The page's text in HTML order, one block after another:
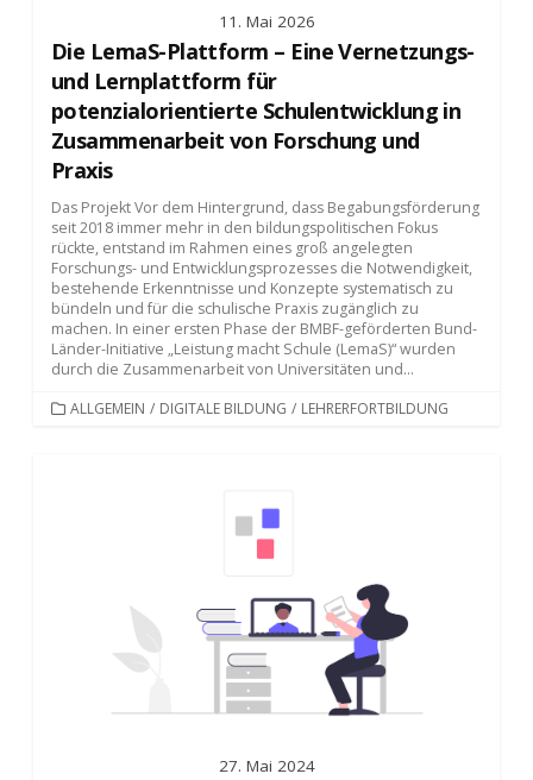
11. Mai 2026
Die LemaS-Plattform – Eine Vernetzungs-
und Lernplattform für
potenzialorientierte Schulentwicklung in
Zusammenarbeit von Forschung und
Praxis
Das Projekt Vor dem Hintergrund, dass Begabungsförderung
seit 2018 immer mehr in den bildungspolitischen Fokus
rückte, entstand im Rahmen eines groß angelegten
Forschungs- und Entwicklungsprozesses die Notwendigkeit,
bestehende Erkenntnisse und Konzepte systematisch zu
bündeln und für die schulische Praxis zugänglich zu
machen. In einer ersten Phase der BMBF-geförderten Bund-
Länder-Initiative „Leistung macht Schule (LemaS)“ wurden
durch die Zusammenarbeit von Universitäten und...
KATEGORIEN
ALLGEMEIN / DIGITALE BILDUNG / LEHRERFORTBILDUNG
27. Mai 2024